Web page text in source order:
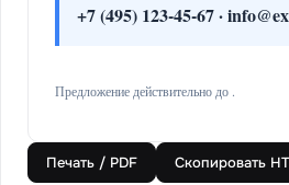
+7 (495) 123-45-67 ·
Предложение действительно до .
Печать / PDF Скопировать